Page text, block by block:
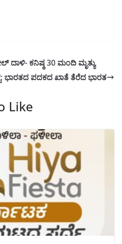
ದಾಳಿ- ಕನಿಷ್ಠ 30 ಮಂದಿ ಮೃತ್ಯು
ಭಾರತದ ಪದಕದ ಖಾತೆ ತೆರೆದ ಭಾರತ
Like